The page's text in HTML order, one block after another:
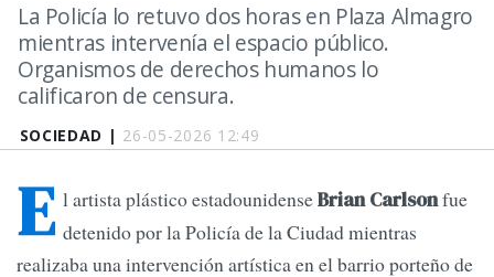
SOCIEDAD | 26-05-2026 12:49
La Policía lo retuvo dos horas en Plaza Almagro
mientras intervenía el espacio público.
Organismos de derechos humanos lo
calificaron de censura.
E l artista plástico estadounidenseBrian Carlsonfue
detenido por la Policía de la Ciudad mientras
realizaba una intervención artística en el barrio porteño de